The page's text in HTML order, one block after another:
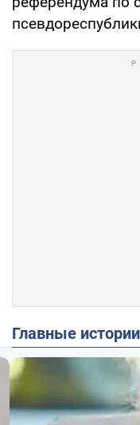
Главные